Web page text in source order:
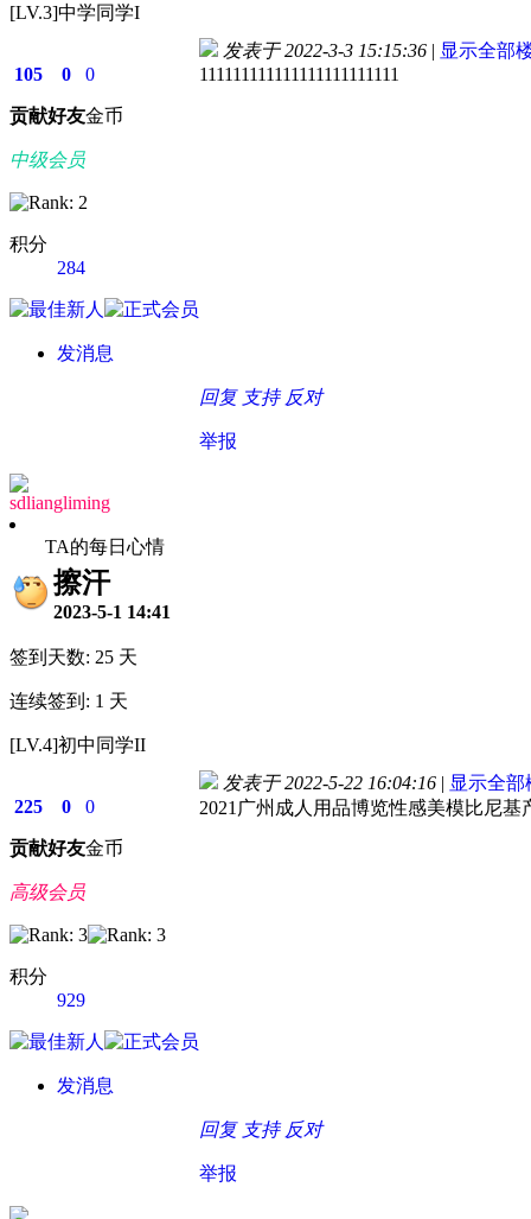
[LV.3]中学同学I
105
贡献
0
好友
0
金币
中级会员
积分
284
发消息
发表于 2022-3-3 15:15:36 | 显示全部
111111111111111111111111
回复 支持 反对
举报
sdliangliming
TA的每日心情
擦汗
2023-5-1 14:41
签到天数: 25 天
连续签到: 1 天
[LV.4]初中同学II
225
贡献
0
好友
0
金币
高级会员
积分
929
发消息
发表于 2022-5-22 16:04:16 | 显示全部
2021广州成人用品博览性感美模比尼基
回复 支持 反对
举报